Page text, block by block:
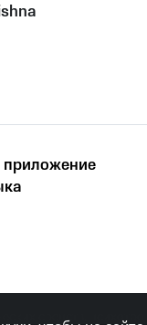
приложение
средств,